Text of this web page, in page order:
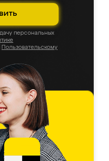
персональных
Пользовательскому